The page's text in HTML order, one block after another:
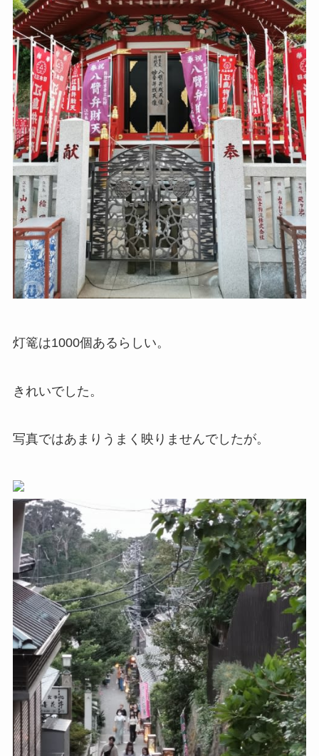
灯篭は1000個あるらしい。
きれいでした。
写真ではあまりうまく映りませんでしたが。